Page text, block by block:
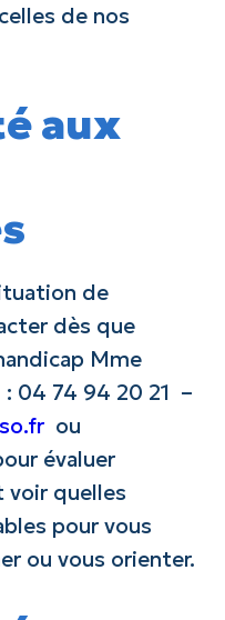
de nos
aux
de
dès que
Mme
: 04 74 94 20 21 –
ou
évaluer
voir quelles
pour vous
ou vous orienter.